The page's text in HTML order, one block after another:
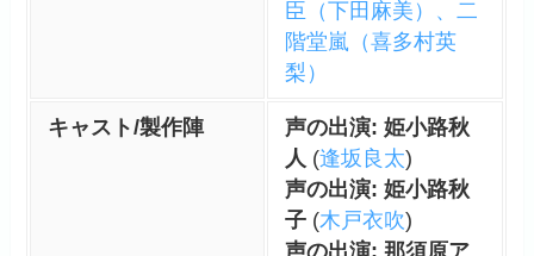
臣（下田麻美）、二
階堂嵐（喜多村英
梨）
キャスト/製作陣
声の出演: 姫小路秋
人 (逢坂良太)
声の出演: 姫小路秋
子(木戸衣吹)
声の出演: 那須原ア